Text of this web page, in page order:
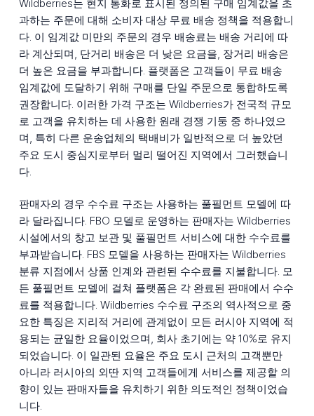
Wildberries는 현지 통화로 표시된 정의된 구매 임계값을 초
과하는 주문에 대해 소비자 대상 무료 배송 정책을 적용합니
다. 이 임계값 미만의 주문의 경우 배송료는 배송 거리에 따
라 계산되며, 단거리 배송은 더 낮은 요금을, 장거리 배송은
더 높은 요금을 부과합니다. 플랫폼은 고객들이 무료 배송
임계값에 도달하기 위해 구매를 단일 주문으로 통합하도록
권장합니다. 이러한 가격 구조는 Wildberries가 전국적 규모
로 고객을 유치하는 데 사용한 원래 경쟁 기둥 중 하나였으
며, 특히 다른 운송업체의 택배비가 일반적으로 더 높았던
주요 도시 중심지로부터 멀리 떨어진 지역에서 그러했습니
다.
판매자의 경우 수수료 구조는 사용하는 풀필먼트 모델에 따
라 달라집니다. FBO 모델로 운영하는 판매자는 Wildberries
시설에서의 창고 보관 및 풀필먼트 서비스에 대한 수수료를
부과받습니다. FBS 모델을 사용하는 판매자는 Wildberries
분류 지점에서 상품 인계와 관련된 수수료를 지불합니다. 모
든 풀필먼트 모델에 걸쳐 플랫폼은 각 완료된 판매에서 수수
료를 적용합니다. Wildberries 수수료 구조의 역사적으로 중
요한 특징은 지리적 거리에 관계없이 모든 러시아 지역에 적
용되는 균일한 요율이었으며, 회사 초기에는 약 10%로 유지
되었습니다. 이 일관된 요율은 주요 도시 근처의 고객뿐만
아니라 러시아의 외딴 지역 고객들에게 서비스를 제공할 의
향이 있는 판매자들을 유치하기 위한 의도적인 정책이었습
니다.